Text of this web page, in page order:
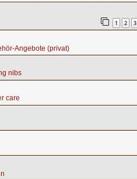
1 2 3
Angebote (privat)
nibs
care